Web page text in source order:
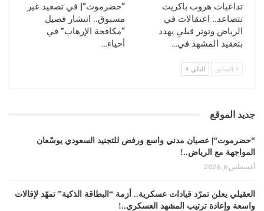
تداعيات هروب باكريت
تتصاعد.. اعتقالات في
الرياض وتوتر قبلي يهدد
بتعقيد المشهد في…
“حضرموت“| في تصعيد غير
مسبوق.. انتشار فصيل
“مكافحة الإرهاب” في
أحياء…
السابق التالي
جديد الموقع
“حضرموت“| عصيان مدني واسع ورفض للتجنيد السعودي يوسّعان
المواجهة مع الرياض..!
أغسطس 6, 2026
العقيلي يعلن تمرّد قيادات عسكرية.. أزمة “البطاقة الذكية” تمهّد لإقالات
واسعة وإعادة ترتيب المشهد العسكري..!